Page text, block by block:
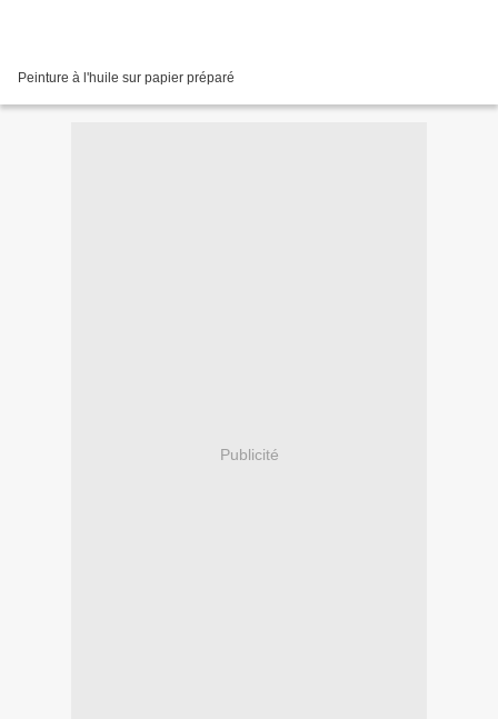
Peinture à l'huile sur papier préparé
Publicité